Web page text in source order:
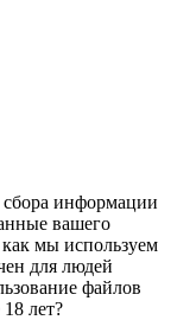
информации
вашего
мы используем
для людей
файлов
лет?